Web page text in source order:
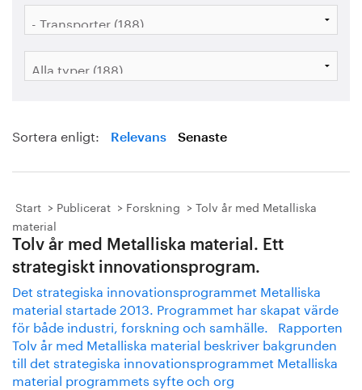
Bildbank
Sortera enligt: Relevans Senaste
Start Publicerat Forskning
Tolv år med Metalliska
material
Tolv år med Metalliska material. Ett
strategiskt innovationsprogram.
Det strategiska innovationsprogrammet Metalliska
material startade 2013. Programmet har skapat värde
för både industri, forskning och samhälle. Rapporten
Tolv år med Metalliska material beskriver bakgrunden
till det strategiska innovationsprogrammet Metalliska
material programmets syfte och org